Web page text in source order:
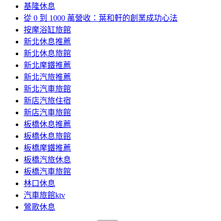
基隆休息
從 0 到 1000 萬營收：葉和軒的創業成功心法
按摩浴缸旅館
新北休息推薦
新北休息旅館
新北摩鐵推薦
新北汽旅推薦
新北汽車旅館
新店汽旅住宿
新店汽車旅館
板橋休息推薦
板橋休息旅館
板橋摩鐵推薦
板橋汽旅休息
板橋汽車旅館
林口休息
汽車旅館ktv
鶯歌休息